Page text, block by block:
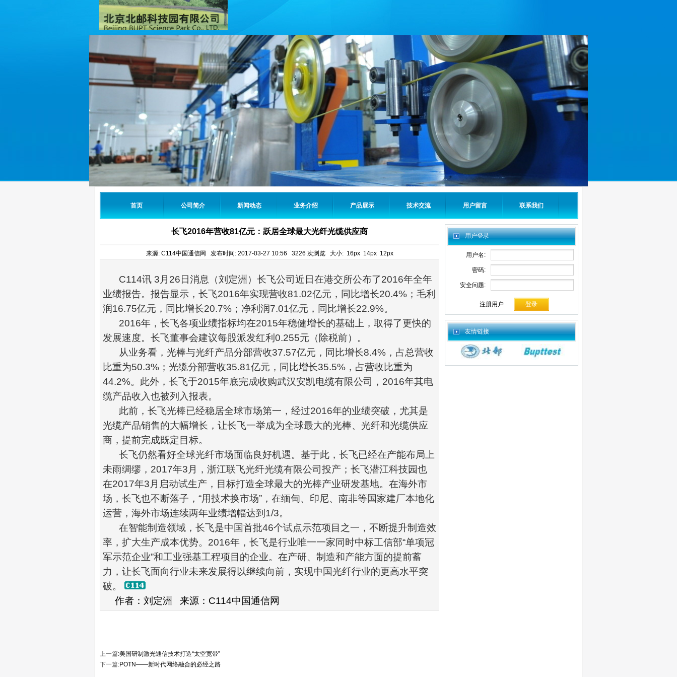
首页 公司简介 新闻动态 业务介绍 产品展示 技术交流 用户留言 联系我们
长飞2016年营收81亿元：跃居全球最大光纤光缆供应商
来源: C114中国通信网 发布时间: 2017-03-27 10:56 3226 次浏览 大小: 16px 14px 12px
C114讯 3 月 26 日消息（刘定洲） 长飞公司近日在港交所公布了2016年全年
业绩报告。报告显示，长飞2016年实现营收81.02亿元，同比增长20.4% ；毛利
润16.75亿元，同比增长20.7% ；净利润7.01亿元，同比增长22.9%。
2016年，长飞各项业绩指标均在2015年稳健增长的基础上，取得了更快的
发展速度。长飞董事会建议每股派发红利 0.255元（除税前）。
从业务看，光棒与光纤产品分部营收37.57亿元，同比增长8.4% ，占总营收
比重为50.3% ； 光缆分部营收35.81亿元，同比增长35.5% ，占营收比重为
44.2%。此外，长飞于2015年底完成收购武汉安凯电缆有限公司， 2016年其电
缆产品收入也被列入报表。
此前，长飞光棒已经稳居全球市场第一，经过2016年的业绩突破，尤其是
光缆产品销售的大幅增长，让长飞一举成为全球最大的光棒、光纤和光缆供应
商，提前完成既定目标。
长飞仍然看好全球光纤市场面临良好机遇。基于此，长飞已经在产能布局上
未雨绸缪， 2017年3 月，浙江联飞光纤光缆有限公司投产；长飞潜江科技园也
在2017年3 月启动试生产，目标打造全球最大的光棒产业研发基地。在海外市
场，长飞也不断落子， “用技术换市场” ，在缅甸、印尼、南非等国家建厂本地化
运营，海外市场连续两年业绩增幅达到 1/3。
在智能制造领域，长飞是中国首批46个试点示范项目之一，不断提升制造效
率，扩大生产成本优势。 2016年，长飞是行业唯一一家同时中标工信部“单项冠
军示范企业”和工业强基工程项目的企业。在产研、制造和产能方面的提前蓄
力，让长飞面向行业未来发展得以继续向前，实现中国光纤行业的更高水平突
破。
作者：刘定洲
来源： C114中国通信网
上一篇:美国研制激光通信技术打造“太空宽带”
下一篇:POTN——新时代网络融合的必经之路
用户登录
用户名:
密码:
安全问题:
注册用户
友情链接